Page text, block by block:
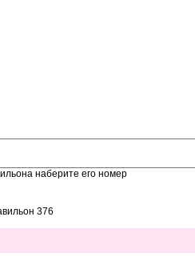
наберите его номер
376